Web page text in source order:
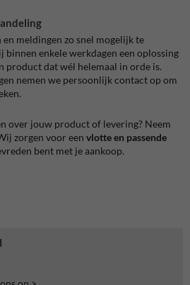
meldingen zo snel mogelijk te
binnen enkele werkdagen een oplossing
product dat wél helemaal in orde is.
nemen we persoonlijk contact op om
over jouw product of levering? Neem
zorgen voor een vlotte en passende
bent met je aankoop.